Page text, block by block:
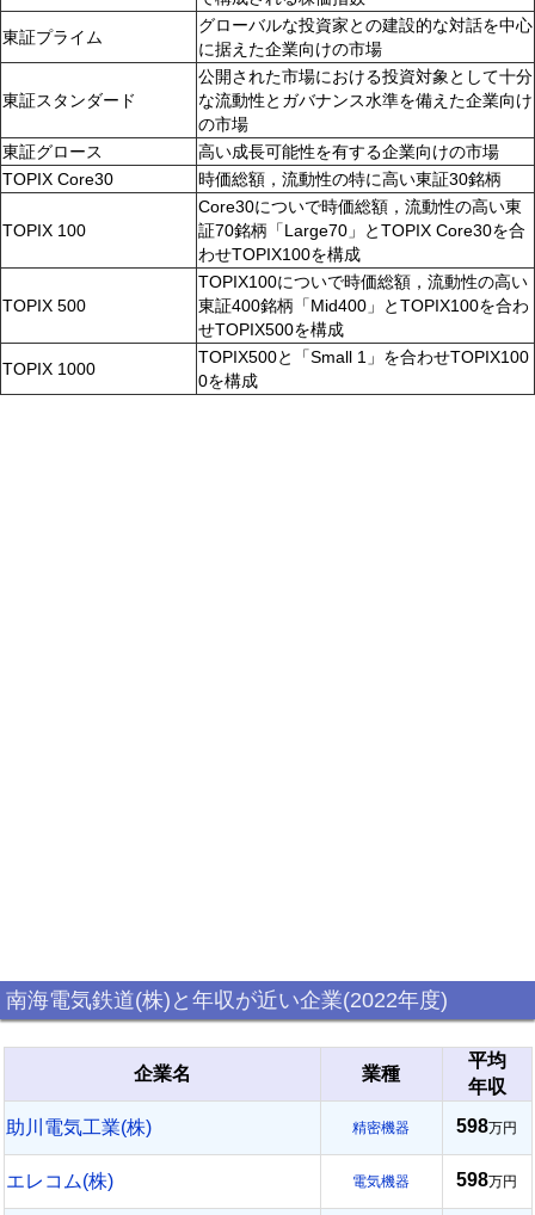
東証プライム
グローバルな投資家との建設的な対話を中心
に据えた企業向けの市場
東証スタンダード
公開された市場における投資対象として十分
な流動性とガバナンス水準を備えた企業向け
の市場
東証グロース
高い成長可能性を有する企業向けの市場
TOPIX Core30
時価総額，流動性の特に高い東証30銘柄
TOPIX 100
Core30についで時価総額，流動性の高い東
証70銘柄「Large70」とTOPIX Core30を合
わせTOPIX100を構成
TOPIX 500
TOPIX100についで時価総額，流動性の高い
東証400銘柄「Mid400」とTOPIX100を合わ
せTOPIX500を構成
TOPIX 1000
TOPIX500と「Small 1」を合わせTOPIX100
0を構成
南海電気鉄道(株)と年収が近い企業(2022年度)
企業名 業種
平均
年収
助川電気工業(株)
精密機器 598万円
エレコム(株) 電気機器 598万円